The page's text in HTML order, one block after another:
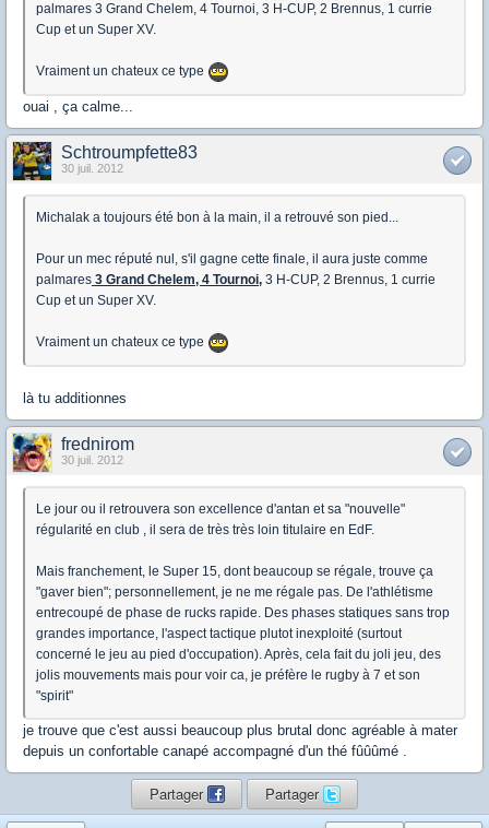
palmares 3 Grand Chelem, 4 Tournoi, 3 H-CUP, 2 Brennus, 1 currie
Cup et un Super XV.
Vraiment un chateux ce type
ouai , ça calme...
Schtroumpfette83
30 juil. 2012
Michalak a toujours été bon à la main, il a retrouvé son pied...
Pour un mec réputé nul, s'il gagne cette finale, il aura juste comme
palmares 3 Grand Chelem, 4 Tournoi, 3 H-CUP, 2 Brennus, 1 currie
Cup et un Super XV.
Vraiment un chateux ce type
là tu additionnes
frednirom
30 juil. 2012
Le jour ou il retrouvera son excellence d'antan et sa "nouvelle"
régularité en club , il sera de très très loin titulaire en EdF.
Mais franchement, le Super 15, dont beaucoup se régale, trouve ça
"gaver bien"; personnellement, je ne me régale pas. De l'athlétisme
entrecoupé de phase de rucks rapide. Des phases statiques sans trop
grandes importance, l'aspect tactique plutot inexploité (surtout
concerné le jeu au pied d'occupation). Après, cela fait du joli jeu, des
jolis mouvements mais pour voir ca, je préfère le rugby à 7 et son
"spirit"
je trouve que c'est aussi beaucoup plus brutal donc agréable à mater
depuis un confortable canapé accompagné d'un thé fûûûmé .
Partager Partager